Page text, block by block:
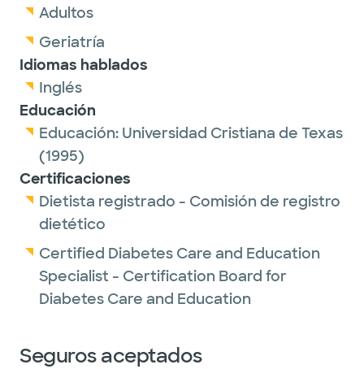
Adultos
Geriatría
Idiomas hablados
Inglés
Educación
Educación: Universidad Cristiana de Texas
(1995)
Certificaciones
Dietista registrado - Comisión de registro
dietético
Certified Diabetes Care and Education
Specialist - Certification Board for
Diabetes Care and Education
Seguros aceptados